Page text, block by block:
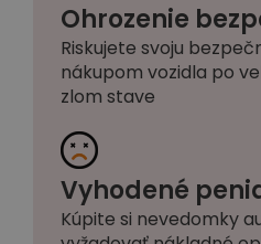
Ohrozenie
Riskujete svoju
nákupom vozidla po
zlom stave
Vyhodené
Kúpite si nevedomky